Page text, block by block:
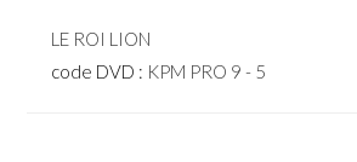
LE ROI LION
code DVD : KPM PRO 9 - 5